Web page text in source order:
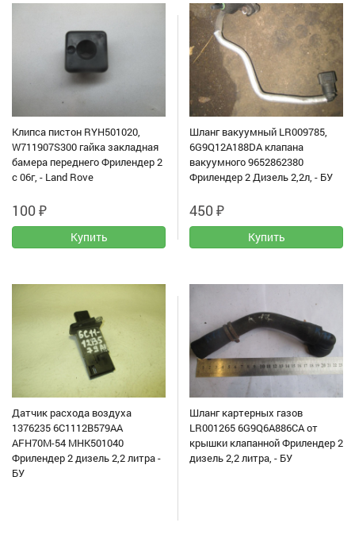
Клипса пистон RYH501020,
W711907S300 гайка закладная
бамера переднего Фрилендер 2
с 06г, - Land Rove
100₽
Шланг вакуумный LR009785,
6G9Q12A188DA клапана
вакуумного 9652862380
Фрилендер 2 Дизель 2,2л, - БУ
450₽
Датчик расхода воздуха
1376235 6C1112B579AA
AFH70M-54 MHK501040
Фрилендер 2 дизель 2,2 литра -
БУ
Шланг картерных газов
LR001265 6G9Q6A886CA от
крышки клапанной Фрилендер 2
дизель 2,2 литра, - БУ